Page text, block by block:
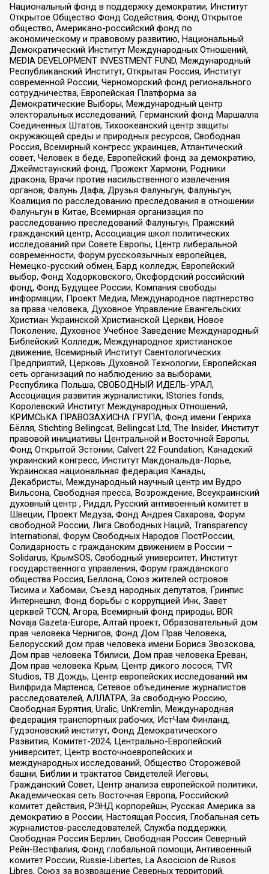
Национальный фонд в поддержку демократии, Институт
Открытое Общество Фонд Содействия, Фонд Открытое
общество, Американо-российский фонд по
экономическому и правовому развитию, Национальный
Демократический Институт Международных Отношений,
MEDIA DEVELOPMENT INVESTMENT FUND, Международный
Республиканский Институт, Открытая Россия, Институт
современной России, Черноморский фонд регионального
сотрудничества, Европейская Платформа за
Демократические Выборы, Международный центр
электоральных исследований, Германский фонд Маршалла
Соединенных Штатов, Тихоокеанский центр защиты
окружающей среды и природных ресурсов, Свободная
Россия, Всемирный конгресс украинцев, Атлантический
совет, Человек в беде, Европейский фонд за демократию,
Джеймстаунский фонд, Прожект Хармони, Родники
дракона, Врачи против насильственного извлечения
органов, Фалунь Дафа, Друзья Фалуньгун, Фалуньгун,
Коалиция по расследованию преследования в отношении
Фалуньгун в Китае, Всемирная организация по
расследованию преследований Фалуньгун, Пражский
гражданский центр, Ассоциация школ политических
исследований при Совете Европы, Центр либеральной
современности, Форум русскоязычных европейцев,
Немецко-русский обмен, Бард колледж, Европейский
выбор, Фонд Ходорковского, Оксфордский российский
фонд, Фонд Будущее России, Компания свободы
информации, Проект Медиа, Международное партнерство
за права человека, Духовное Управление Евангельских
Христиан Украинской Христианской Церкви, Новое
Поколение, Духовное Учебное Заведение Международный
Библейский Колледж, Международное христианское
движение, Всемирный Институт Саентологических
Предприятий, Церковь Духовной Технологии, Европейская
сеть организаций по наблюдению за выборами,
Республика Польша, СВОБОДНЫЙ ИДЕЛЬ-УРАЛ,
Ассоциация развития журналистики, IStories fonds,
Королевский Институт Международных Отношений,
КРИМСЬКА ПРАВОЗАХИСНА ГРУПА, Фонд имени Генриха
Бёлля, Stichting Bellingcat, Bellingcat Ltd, The Insider, Институт
правовой инициативы Центральной и Восточной Европы,
Фонд Открытой Эстонии, Calvert 22 Foundation, Канадский
украинский конгресс, Институт Макдональда-Лорье,
Украинская национальная федерация Канады,
Декабристы, Международный научный центр им Вудро
Вильсона, Свободная пресса, Возрождение, Всеукраинский
духовный центр , Риддл, Русский антивоенный комитет в
Швеции, Проект Медуза, Фонд Андрея Сахарова, Форум
свободной России, Лига Свободных Наций, Transparеncy
International, Форум Свободных Народов ПостРоссии,
Солидарность с гражданским движением в России –
Solidarus, КрымSOS, Свободный университет, Институт
государственного управления, Форум гражданского
общества Россия, Беллона, Союз жителей островов
Тисима и Хабомаи, Съезд народных депутатов, Гринпис
Интернешнл, Фонд борьбы с коррупцией Инк, Завет
церквей TCCN, Агора, Всемирный фонд природы, BDR
Novaja Gazeta-Europe, Алтай проект, Образовательный дом
прав человека Чернигов, Фонд Дом Прав Человека,
Белорусский дом прав человека имени Бориса Звозскова,
Дом прав человека Тбилиси, Дом прав человека Ереван,
Дом прав человека Крым, Центр дикого лосося, TVR
Studios, ТВ Дождь, Центр европейских исследований им
Вилфрида Мартенса, Сетевое объединение журналистов
расследователей, АЛЛАТРА, За свободную Россию,
Свободная Бурятия, Uralic, UnKremlin, Международная
федерация транспортных рабочих, ИстЧам Финланд,
Гудзоновский институт, Фонд Демократического
Развития, Комитет-2024, Центрально-Европейский
университет, Центр восточноевропейских и
международных исследований, Общество Сторожевой
башни, Библии и трактатов Свидетелей Иеговы,
Гражданский Совет, Центр анализа европейской политики,
Академическая сеть Восточная Европа, Российский
комитет действия, РЭНД корпорейшн, Русская Америка за
демократию в России, Настоящая Россия, Глобальная сеть
журналистов-расследователей, Служба поддержки,
Свободная Россия Берлин, Свободная Россия Северный
Рейн-Вестфалия, Фонд глобальной помощи, Антивоенный
комитет России, Russie-Libertes, La Asocicion de Rusos
Libres, Союз за возвращение Северных территорий,